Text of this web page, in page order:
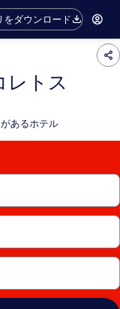
をダウンロード
レトス
あるホテル